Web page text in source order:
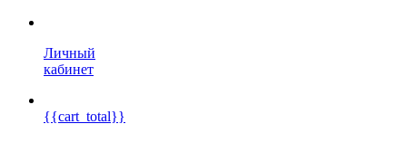
Личный
кабинет
{{cart_total}}